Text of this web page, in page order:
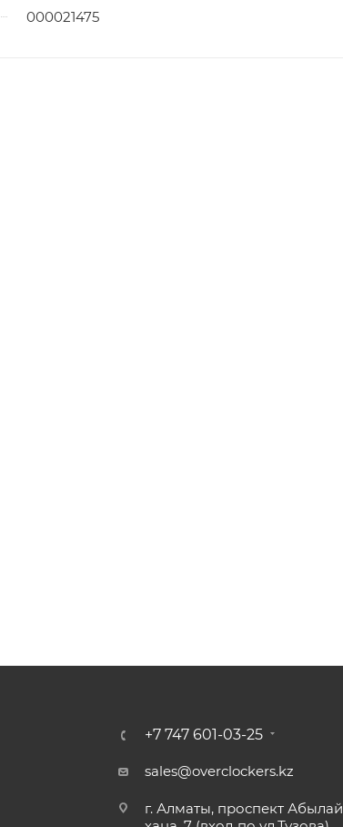
000021475
+7 747 601-03-25
sales@overclockers.kz
г. Алматы, проспект Абылай